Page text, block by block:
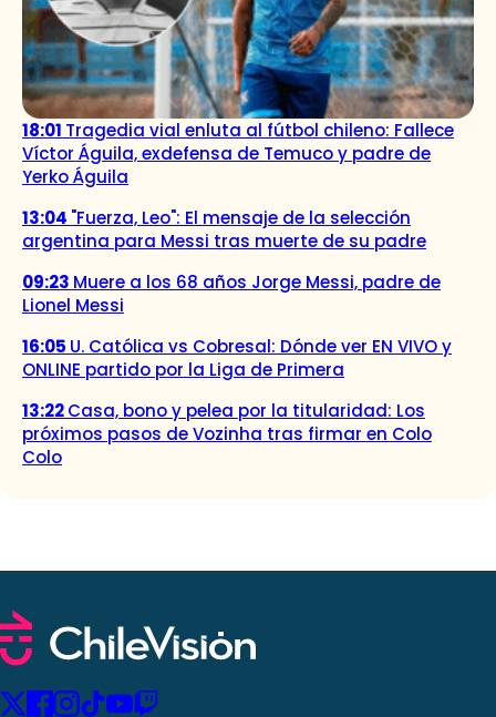
18:01 Tragedia vial enluta al fútbol chileno: Fallece
Víctor Águila, exdefensa de Temuco y padre de
Yerko Águila
13:04 "Fuerza, Leo": El mensaje de la selección
argentina para Messi tras muerte de su padre
09:23 Muere a los 68 años Jorge Messi, padre de
Lionel Messi
16:05 U. Católica vs Cobresal: Dónde ver EN VIVO y
ONLINE partido por la Liga de Primera
13:22Casa, bono y pelea por la titularidad: Los
próximos pasos de Vozinha tras firmar en Colo
Colo